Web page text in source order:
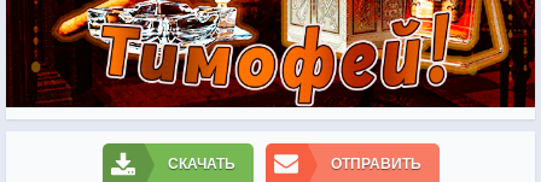
СКАЧАТЬ ОТПРАВИТЬ